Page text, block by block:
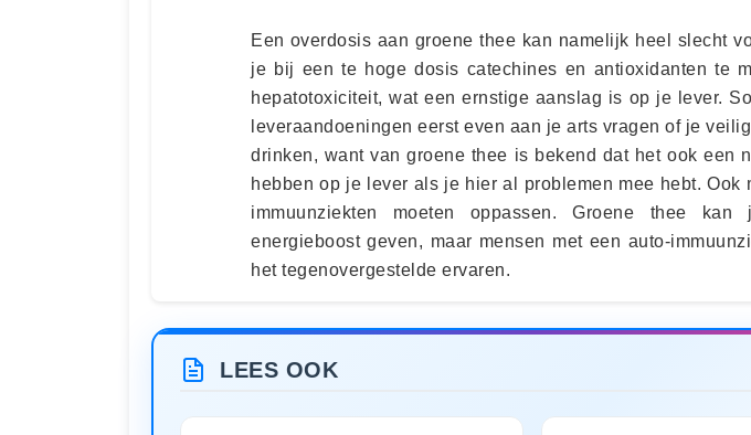
Een overdosis aan groene thee kan namelijk heel slecht
je bij een te hoge dosis catechines en antioxidanten te
hepatotoxiciteit, wat een ernstige aanslag is op je lever.
leveraandoeningen eerst even aan je arts vragen of je
drinken, want van groene thee is bekend dat het ook een
hebben op je lever als je hier al problemen mee hebt. Ook
immuunziekten moeten oppassen. Groene thee
energieboost geven, maar mensen met een auto-
het tegenovergestelde ervaren.
LEES OOK